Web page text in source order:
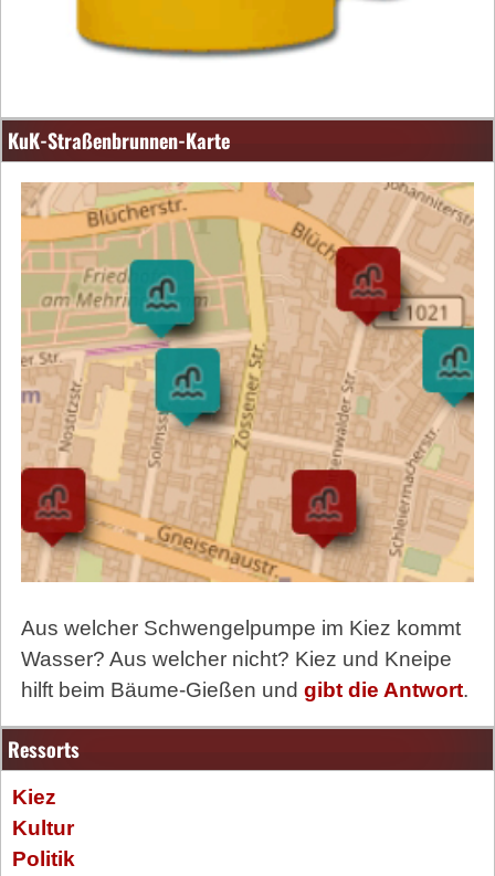
KuK-Straßenbrunnen-Karte
Aus welcher Schwengelpumpe im Kiez kommt
Wasser? Aus welcher nicht? Kiez und Kneipe
hilft beim Bäume-Gießen und gibt die Antwort.
Ressorts
Kiez
Kultur
Politik